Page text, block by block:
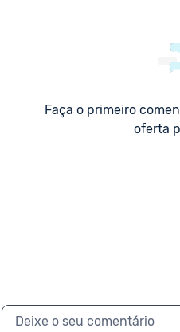
Faça o primeiro
oferta
Deixe o seu comentário